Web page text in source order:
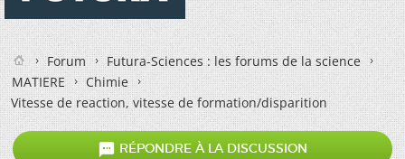
Forum
Futura-Sciences : les forums de la science
MATIERE
Chimie
Vitesse de reaction, vitesse de formation/disparition
 RÉPONDRE À LA DISCUSSION